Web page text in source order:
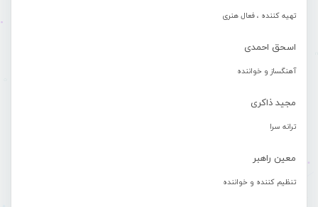
تهیه کننده ، فعال هنری
اسحق احمدی
آهنگساز و خواننده
مجید ذاکری
ترانه سرا
معین راهبر
تنظیم کننده و خواننده